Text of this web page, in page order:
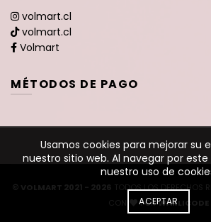
volmart.cl
volmart.cl
Volmart
MÉTODOS DE PAGO
© VOLMART 2021 - 2026 TODOS LOS DERECHOS
CON
PORWARLICODE
Usamos cookies para mejorar su
nuestro sitio web. Al navegar por
nuestro uso de
ACEPTAR